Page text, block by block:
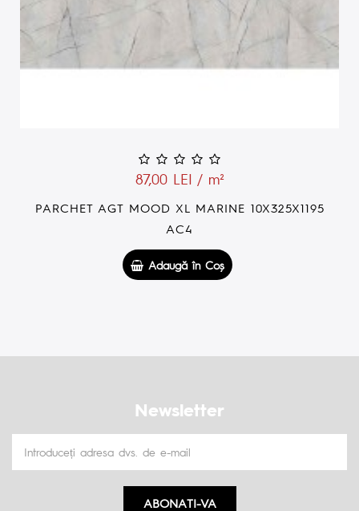
87,00 LEI / m²
PARCHET AGT MOOD XL MARINE 10X325X1195
AC4
Adaugă în Coş
Newsletter
ABONATI-VA